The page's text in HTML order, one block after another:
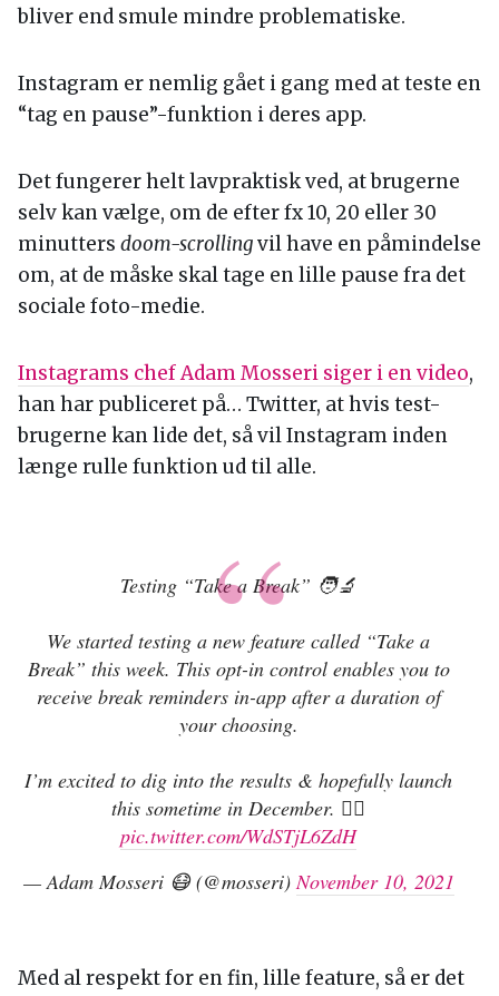
bliver end smule mindre problematiske.
Instagram er nemlig gået i gang med at teste en
“tag en pause”-funktion i deres app.
Det fungerer helt lavpraktisk ved, at brugerne
selv kan vælge, om de efter fx 10, 20 eller 30
minutters doom-scrollingvil have en påmindelse
om, at de måske skal tage en lille pause fra det
sociale foto-medie.
Instagrams chef Adam Mosseri siger i en video,
han har publiceret på… Twitter, at hvis test-
brugerne kan lide det, så vil Instagram inden
længe rulle funktion ud til alle.
Testing “Take a Break” 🧑‍🔬
We started testing a new feature called “Take a
Break” this week. This opt-in control enables you to
receive break reminders in-app after a duration of
your choosing.
I’m excited to dig into the results & hopefully launch
this sometime in December. ✌🏼
pic.twitter.com/WdSTjL6ZdH
— Adam Mosseri 😷 (@mosseri)November 10, 2021
Med al respekt for en fin, lille feature, så er det